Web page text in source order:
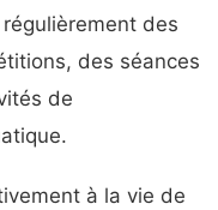
des
des séances
de
à la vie de